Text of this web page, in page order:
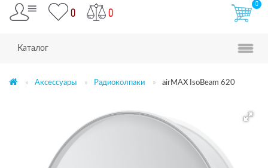
0 0
0
Каталог
Аксессуары Радиоколпаки airMAX IsoBeam 620